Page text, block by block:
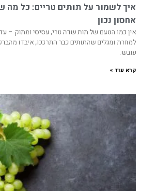
איך לשמור על תותים טריים: כל מה
אחסון נכון
אין כמו הטעם של תות שדה טרי, עסיסי ומתוק –
למחרת ומגלים שהתותים כבר התרככו, איבדו
עובש.
קרא עוד »